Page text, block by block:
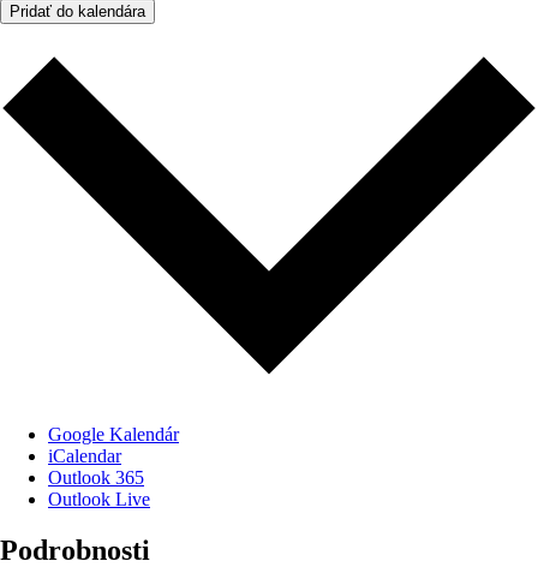
Pridať do kalendára
Google Kalendár
iCalendar
Outlook 365
Outlook Live
Podrobnosti